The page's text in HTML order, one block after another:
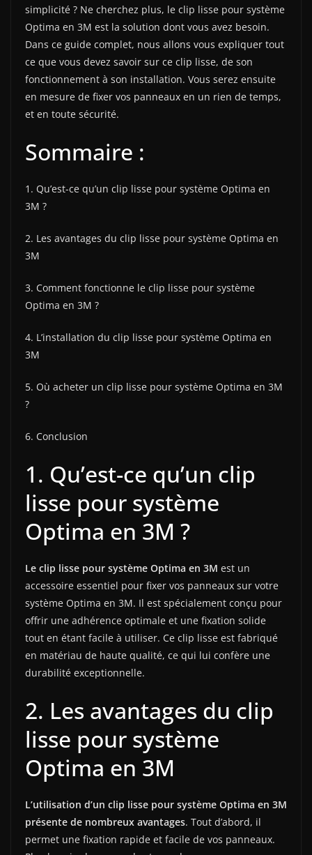
simplicité ? Ne cherchez plus, le clip lisse pour système
Optima en 3M est la solution dont vous avez besoin.
Dans ce guide complet, nous allons vous expliquer tout
ce que vous devez savoir sur ce clip lisse, de son
fonctionnement à son installation. Vous serez ensuite
en mesure de fixer vos panneaux en un rien de temps,
et en toute sécurité.
Sommaire :
1. Qu’est-ce qu’un clip lisse pour système Optima en
3M ?
2. Les avantages du clip lisse pour système Optima en
3M
3. Comment fonctionne le clip lisse pour système
Optima en 3M ?
4. L’installation du clip lisse pour système Optima en
3M
5. Où acheter un clip lisse pour système Optima en 3M
?
6. Conclusion
1. Qu’est-ce qu’un clip
lisse pour système
Optima en 3M ?
Le clip lisse pour système Optima en 3M est un
accessoire essentiel pour fixer vos panneaux sur votre
système Optima en 3M. Il est spécialement conçu pour
offrir une adhérence optimale et une fixation solide
tout en étant facile à utiliser. Ce clip lisse est fabriqué
en matériau de haute qualité, ce qui lui confère une
durabilité exceptionnelle.
2. Les avantages du clip
lisse pour système
Optima en 3M
L’utilisation d’un clip lisse pour système Optima en 3M
présente de nombreux avantages. Tout d’abord, il
permet une fixation rapide et facile de vos panneaux.